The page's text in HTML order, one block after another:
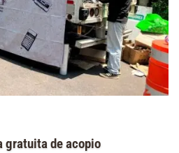
gratuita de acopio